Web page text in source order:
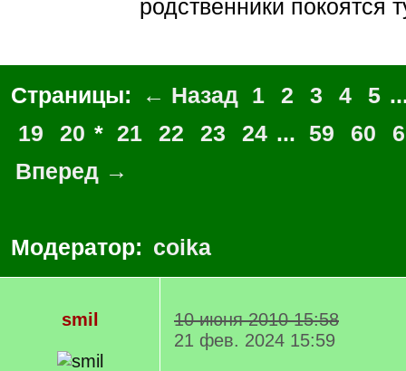
родственники покоятся
Страницы: ← Назад 1 2 3 4 5
19
20 * 21 22 23 24 ... 59 60
Вперед →
Модератор: coika
smil
10 июня 2010 15:58
21 фев. 2024 15:59